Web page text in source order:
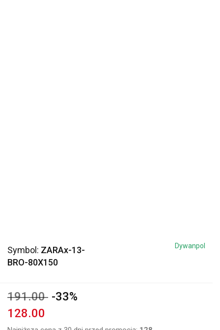
Symbol: ZARAx-13-
BRO-80X150
Dywanpol
191.00 -33%
128.00